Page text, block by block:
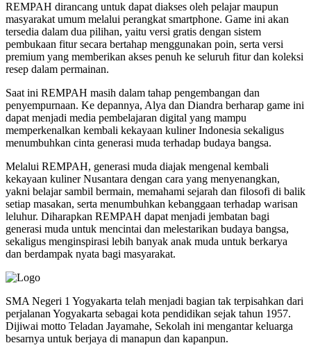
REMPAH dirancang untuk dapat diakses oleh pelajar maupun
masyarakat umum melalui perangkat smartphone. Game ini akan
tersedia dalam dua pilihan, yaitu versi gratis dengan sistem
pembukaan fitur secara bertahap menggunakan poin, serta versi
premium yang memberikan akses penuh ke seluruh fitur dan koleksi
resep dalam permainan.
Saat ini REMPAH masih dalam tahap pengembangan dan
penyempurnaan. Ke depannya, Alya dan Diandra berharap game ini
dapat menjadi media pembelajaran digital yang mampu
memperkenalkan kembali kekayaan kuliner Indonesia sekaligus
menumbuhkan cinta generasi muda terhadap budaya bangsa.
Melalui REMPAH, generasi muda diajak mengenal kembali
kekayaan kuliner Nusantara dengan cara yang menyenangkan,
yakni belajar sambil bermain, memahami sejarah dan filosofi di balik
setiap masakan, serta menumbuhkan kebanggaan terhadap warisan
leluhur. Diharapkan REMPAH dapat menjadi jembatan bagi
generasi muda untuk mencintai dan melestarikan budaya bangsa,
sekaligus menginspirasi lebih banyak anak muda untuk berkarya
dan berdampak nyata bagi masyarakat.
SMA Negeri 1 Yogyakarta telah menjadi bagian tak terpisahkan dari
perjalanan Yogyakarta sebagai kota pendidikan sejak tahun 1957.
Dijiwai motto Teladan Jayamahe, Sekolah ini mengantar keluarga
besarnya untuk berjaya di manapun dan kapanpun.